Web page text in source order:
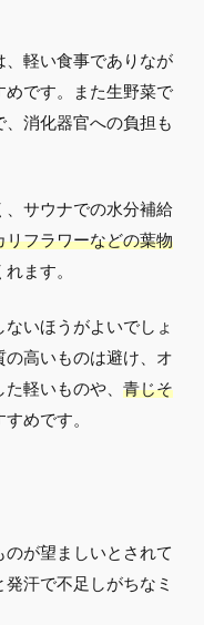
軽い食事でありなが
めです。また生野菜で
消化器官への負担も
、サウナでの水分補給
リフラワーなどの葉物
ます。
いほうがよいでしょ
高いものは避け、オ
軽いものや、 青じそ
めです。
が望ましいとされて
汗で不足しがちなミ